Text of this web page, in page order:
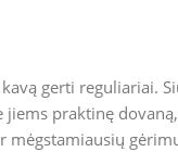
gerti reguliariai.
jiems praktinę
mėgstamiausių